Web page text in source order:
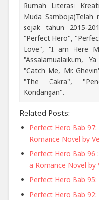
Rumah Literasi
Muda Samboja)Telah
sejak tahun 2015-
"Perfect Hero",
Love", "I am Here
"Assalamualaikum,
"Catch Me, Mr.
"The Cakra",
Kondangan".
Related Posts:
Perfect Hero Bab
Romance Novel by
Perfect Hero Bab 96
a Romance Novel by
Perfect Hero Bab 95:
Perfect Hero Bab